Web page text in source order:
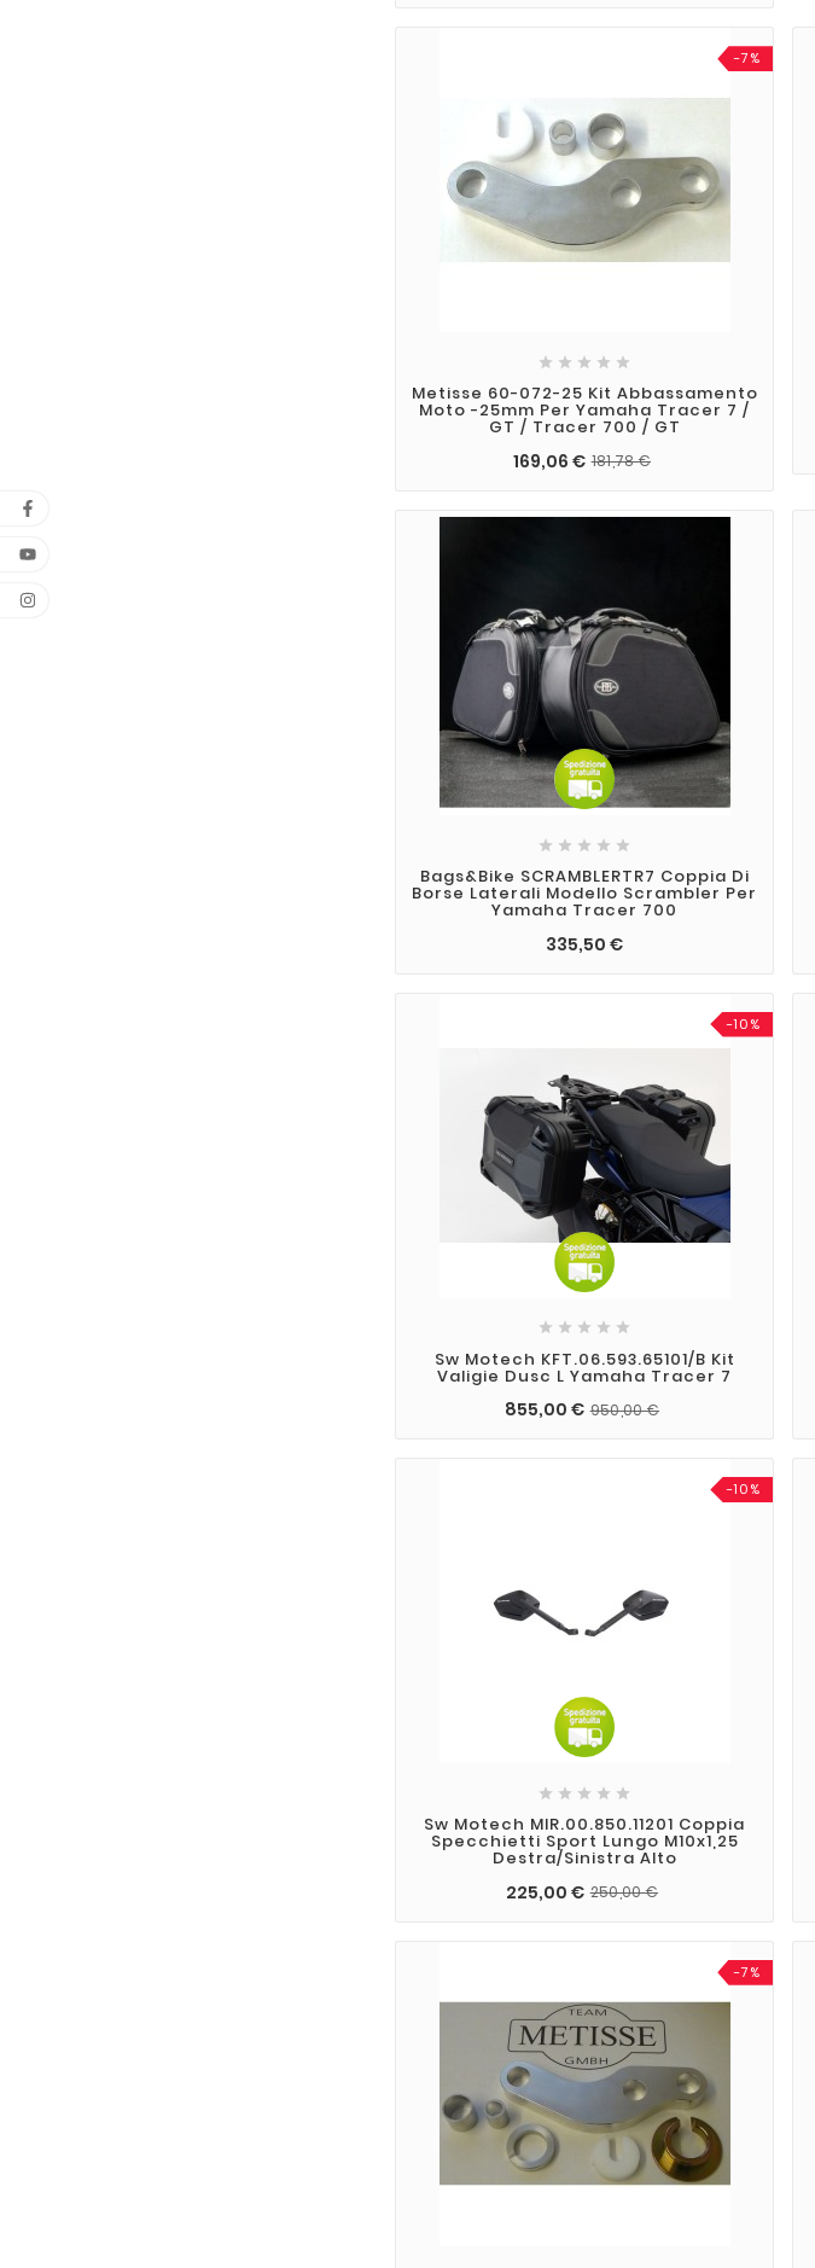
-7%
    
Metisse 60-072-25 Kit Abbassamento
Moto -25mm Per Yamaha Tracer 7 /
GT / Tracer 700 / GT
169,06 € 181,78 €
    
Bags&Bike SCRAMBLERTR7 Coppia Di
Borse Laterali Modello Scrambler Per
Yamaha Tracer 700
335,50 €
-10%
    
Sw Motech KFT.06.593.65101/B Kit
Valigie Dusc L Yamaha Tracer 7
855,00 € 950,00 €
-10%
    
Sw Motech MIR.00.850.11201 Coppia
Specchietti Sport Lungo M10x1,25
Destra/sinistra Alto
225,00 € 250,00 €
-7%